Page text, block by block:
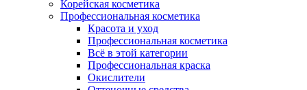
Корейская косметика
Профессиональная косметика
Красота и уход
Профессиональная косметика
Всё в этой категории
Профессиональная краска
Окислители